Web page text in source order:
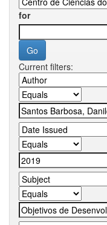
for
Current filters: